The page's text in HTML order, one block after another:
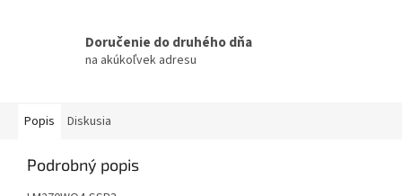
Doručenie do druhého dňa
na akúkoľvek adresu
Popis Diskusia
Podrobný popis